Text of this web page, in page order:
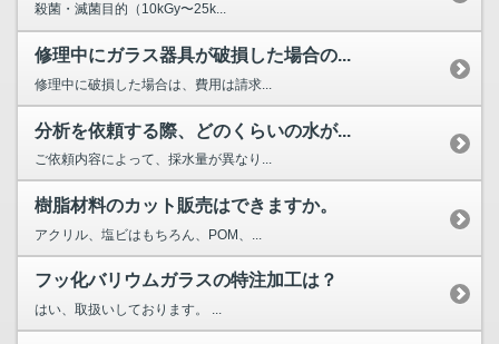
殺菌・滅菌目的（10kGy〜25k...
修理中にガラス器具が破損した場合の...
修理中に破損した場合は、費用は請求...
分析を依頼する際、どのくらいの水が...
ご依頼内容によって、採水量が異なり...
樹脂材料のカット販売はできますか。
アクリル、塩ビはもちろん、POM、...
フッ化バリウムガラスの特注加工は？
はい、取扱いしております。 ...